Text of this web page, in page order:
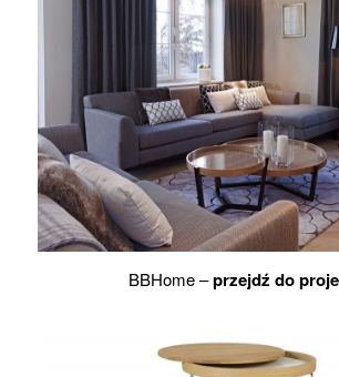
BBHome –przejdź do